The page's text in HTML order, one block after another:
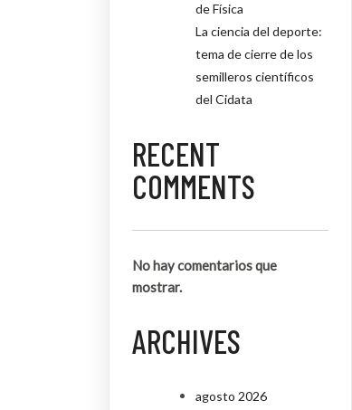
de Física
La ciencia del deporte:
tema de cierre de los
semilleros científicos
del Cidata
RECENT
COMMENTS
No hay comentarios que
mostrar.
ARCHIVES
agosto 2026